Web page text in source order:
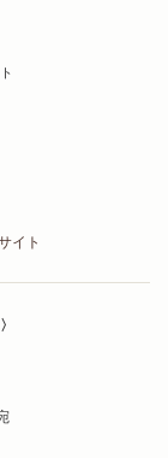
イト